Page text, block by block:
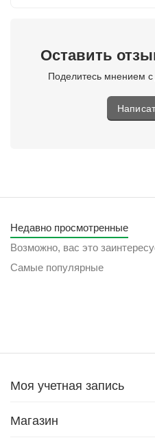
Оставить
Поделитесь мнением
Недавно просмотренные
Возможно, вас это
Самые популярные
Моя учетная запись
Магазин